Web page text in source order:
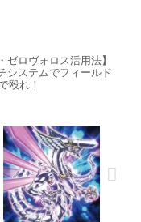
ゼロヴォロス活用法】
システムでフィールド
殴れ！